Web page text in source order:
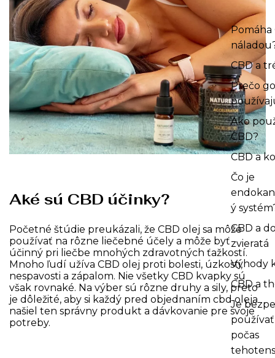
Pomáha
CBD a
Prečo
Ako
CBD?
CBD a
Čo je
ý
CBD a
zvieratá
Výhody
CBD a
Je
počas
Aké sú CBD účinky?
Početné štúdie preukázali, že CBD olej sa môže
používať na rôzne liečebné účely a môže byť
účinný pri liečbe mnohých zdravotných ťažkostí.
Mnoho ľudí užíva CBD olej proti bolesti, úzkosti,
nespavosti a zápalom. Nie všetky CBD kvapky sú
však rovnaké. Na výber sú rôzne druhy a sily, preto
je dôležité, aby si každý pred objednaním cbd oleja
našiel ten správny produkt a dávkovanie pre svoje
potreby.